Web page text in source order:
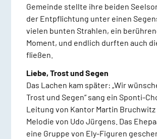
Gemeinde stellte ihre beiden
der Entpflichtung unter einen
vielen bunten Strahlen, ein
Moment, und endlich durften auch
fließen.
Liebe, Trost und Segen
Das Lachen kam später: „Wir
Trost und Segen“ sang ein Sponti-
Leitung von Kantor Martin
Melodie von Udo Jürgens. Das
eine Gruppe von Ely-Figuren